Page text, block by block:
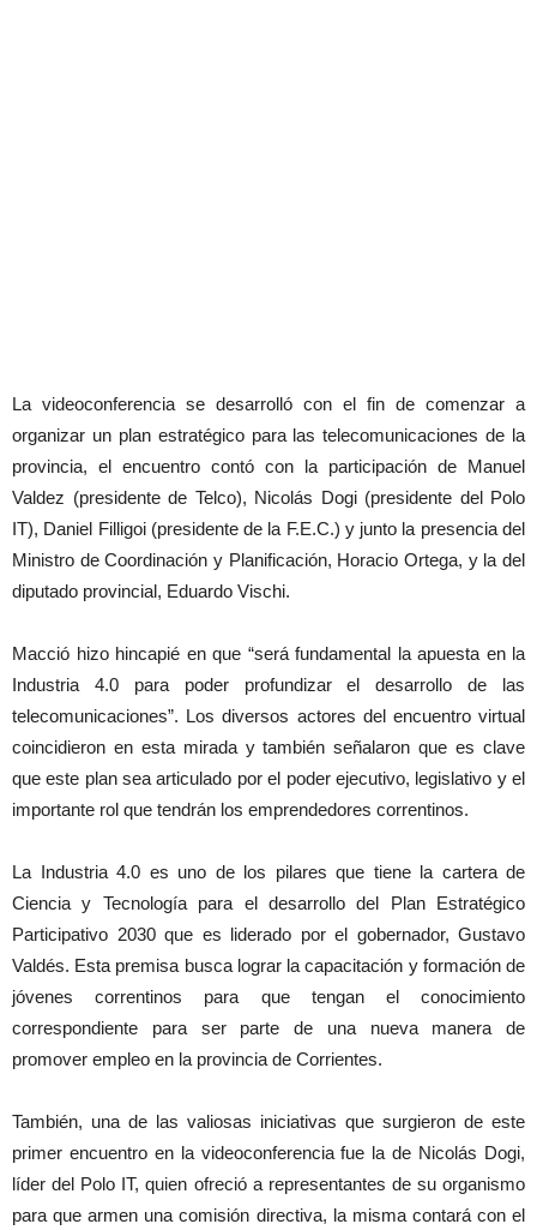
La videoconferencia se desarrolló con el fin de comenzar a
organizar un plan estratégico para las telecomunicaciones de la
provincia, el encuentro contó con la participación de Manuel
Valdez (presidente de Telco), Nicolás Dogi (presidente del Polo
IT), Daniel Filligoi (presidente de la F.E.C.) y junto la presencia del
Ministro de Coordinación y Planificación, Horacio Ortega, y la del
diputado provincial, Eduardo Vischi.
Macció hizo hincapié en que “será fundamental la apuesta en la
Industria 4.0 para poder profundizar el desarrollo de las
telecomunicaciones”. Los diversos actores del encuentro virtual
coincidieron en esta mirada y también señalaron que es clave
que este plan sea articulado por el poder ejecutivo, legislativo y el
importante rol que tendrán los emprendedores correntinos.
La Industria 4.0 es uno de los pilares que tiene la cartera de
Ciencia y Tecnología para el desarrollo del Plan Estratégico
Participativo 2030 que es liderado por el gobernador, Gustavo
Valdés. Esta premisa busca lograr la capacitación y formación de
jóvenes correntinos para que tengan el conocimiento
correspondiente para ser parte de una nueva manera de
promover empleo en la provincia de Corrientes.
También, una de las valiosas iniciativas que surgieron de este
primer encuentro en la videoconferencia fue la de Nicolás Dogi,
líder del Polo IT, quien ofreció a representantes de su organismo
para que armen una comisión directiva, la misma contará con el